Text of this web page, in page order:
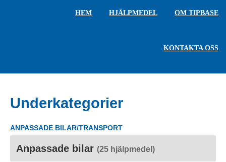
HEM HJÄLPMEDEL OM TIPBASE
KONTAKTA OSS
Underkategorier
ANPASSADE BILAR/TRANSPORT
Anpassade bilar (25 hjälpmedel)